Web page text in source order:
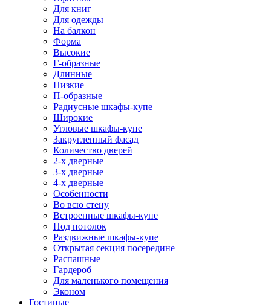
Для книг
Для одежды
На балкон
Форма
Высокие
Г-образные
Длинные
Низкие
П-образные
Радиусные шкафы-купе
Широкие
Угловые шкафы-купе
Закругленный фасад
Количество дверей
2-х дверные
3-х дверные
4-х дверные
Особенности
Во всю стену
Встроенные шкафы-купе
Под потолок
Раздвижные шкафы-купе
Открытая секция посередине
Распашные
Гардероб
Для маленького помещения
Эконом
Гостиные